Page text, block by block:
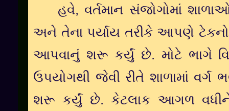
હવે, વર્તમાન સંજોગોમાં
અને તેના પર્યાય તરીકે આપણે
આપવાનું શરૂ કર્યું છે. મોટે ભાગે
ઉપયોગથી જેવી રીતે શાળામાં વર્ગ
શરૂ કર્યું છે. કેટલાક આગળ